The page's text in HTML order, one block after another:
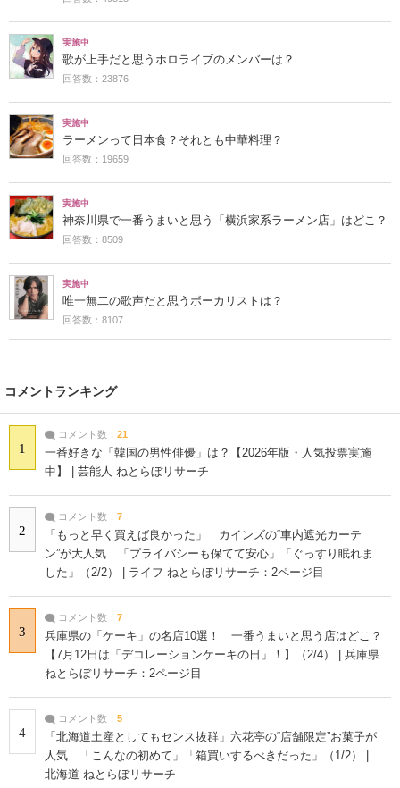
実施中
歌が上手だと思うホロライブのメンバーは？
回答数：23876
実施中
ラーメンって日本食？それとも中華料理？
回答数：19659
実施中
神奈川県で一番うまいと思う「横浜家系ラーメン店」はどこ？
回答数：8509
実施中
唯一無二の歌声だと思うボーカリストは？
回答数：8107
コメントランキング
1
コメント数： 21
一番好きな「韓国の男性俳優」は？【2026年版・人気投票実施
中】 | 芸能人 ねとらぼリサーチ
2
コメント数： 7
「もっと早く買えば良かった」 カインズの“車内遮光カーテ
ン”が大人気 「プライバシーも保てて安心」「ぐっすり眠れま
した」（2/2） | ライフ ねとらぼリサーチ：2ページ目
3
コメント数： 7
兵庫県の「ケーキ」の名店10選！ 一番うまいと思う店はどこ？
【7月12日は「デコレーションケーキの日」！】（2/4） | 兵庫県
ねとらぼリサーチ：2ページ目
4
コメント数： 5
「北海道土産としてもセンス抜群」六花亭の“店舗限定”お菓子が
人気 「こんなの初めて」「箱買いするべきだった」（1/2） |
北海道 ねとらぼリサーチ